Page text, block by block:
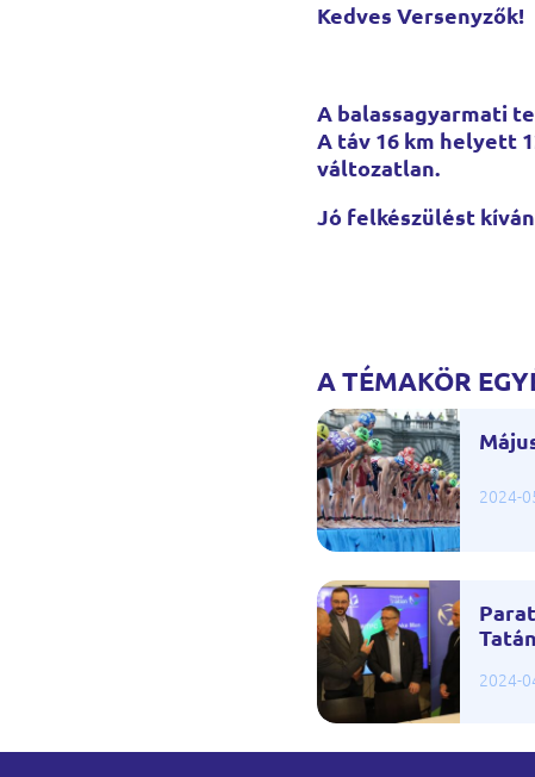
Kedves Versenyzők!
A balassagyarmati
A táv 16 km helyett
változatlan.
Jó felkészülést
A TÉMAKÖR
2024-
Tatán
2024-